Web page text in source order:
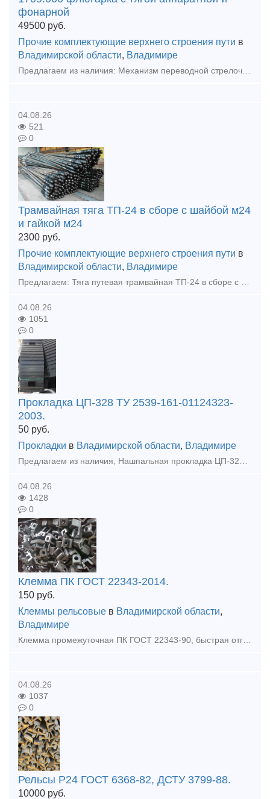
фонарной
49500 руб.
Прочие комплектующие верхнего строения пути в
Владимирской области, Владимире
Предлагаем из наличия: Механизм переводной стрелочный пр.1709, есть на складе как новые так и Б/у. в полной комплектации: В комплект поставки входит: Станина в сборе: станина, рычаг переводного
04.08.26
521
0
Трамвайная тяга ТП-24 в сборе с шайбой м24
и гайкой м24
2300 руб.
Прочие комплектующие верхнего строения пути в
Владимирской области, Владимире
Предлагаем: Тяга путевая трамвайная ТП-24 в сборе с гайками и шайбами. Тяга ТП-24, поперечная путевая трамвайная, в сборе с гайкой и шайбой пружинной. изготавливается из круга 24 мм из стали
04.08.26
1051
0
Прокладка ЦП-328 ТУ 2539-161-01124323-
2003.
50 руб.
Прокладки в Владимирской области, Владимире
Предлагаем из наличия, Нашпальная прокладка ЦП-328 (под подкладку КБ-65). Нашпальная прокладка ЦП-328 (под подкладку КБ-65) выполняет функции амортизатора, и устанавливается между шпалой железобето
04.08.26
1428
0
Клемма ПК ГОСТ 22343-2014.
150 руб.
Клеммы рельсовые в Владимирской области,
Владимире
Клемма промежуточная ПК ГОСТ 22343-90, быстрая отгрузка. Клемма ПК - Отличается особой прочностью, обеспечивают высокую эффективность зажима рельс, выдерживает большие нагрузки и отличается стойкост
04.08.26
1037
0
Рельсы Р24 ГОСТ 6368-82, ДСТУ 3799-88.
10000 руб.